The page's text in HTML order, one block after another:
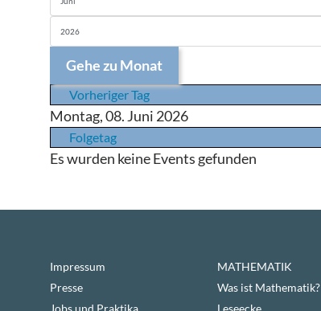
Gehe zu Monat
Vorheriger Tag
Montag, 08. Juni 2026
Folgetag
Es wurden keine Events gefunden
Impressum
Presse
Jobs und Praktika
MATHEMATIK
Was ist Mathematik?
Leseecke